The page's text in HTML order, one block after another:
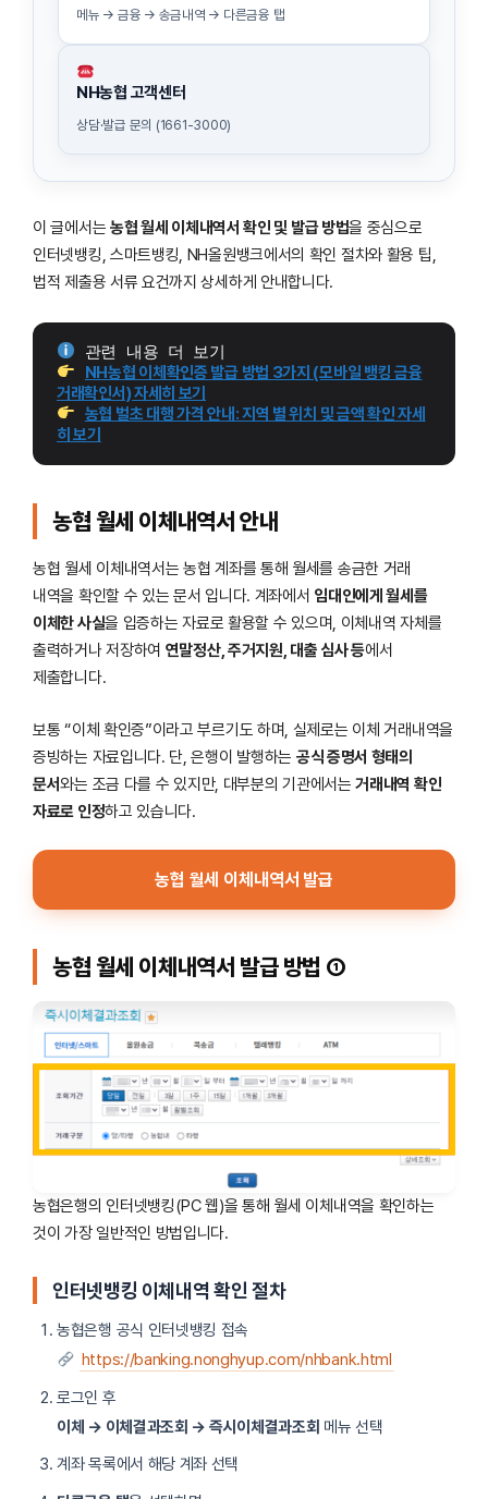
메뉴 → 금융 → 송금내역 → 다른금융 탭
NH농협 고객센터
상담·발급 문의 (1661-3000)
이 글에서는 농협 월세 이체내역서 확인 및 발급 방법을 중심으로
인터넷뱅킹, 스마트뱅킹, NH올원뱅크에서의 확인 절차와 활용 팁,
법적 제출용 서류 요건까지 상세하게 안내합니다.
관련 내용 더 보기
NH농협 이체확인증 발급 방법 3가지 (모바일 뱅킹 금융
거래확인서) 자세히 보기
농협 벌초 대행 가격 안내: 지역 별 위치 및 금액 확인 자세
히 보기
농협 월세 이체내역서 안내
농협 월세 이체내역서는 농협 계좌를 통해 월세를 송금한 거래
내역을 확인할 수 있는 문서 입니다. 계좌에서 임대인에게 월세를
이체한 사실을 입증하는 자료로 활용할 수 있으며, 이체내역 자체를
출력하거나 저장하여 연말정산, 주거지원, 대출 심사 등에서
제출합니다.
보통 “이체 확인증”이라고 부르기도 하며, 실제로는 이체 거래내역을
증빙하는 자료입니다. 단, 은행이 발행하는 공식 증명서 형태의
문서와는 조금 다를 수 있지만, 대부분의 기관에서는거래내역 확인
자료로 인정하고 있습니다.
농협 월세 이체내역서 발급
농협 월세 이체내역서 발급 방법 ①
농협은행의 인터넷뱅킹(PC 웹)을 통해 월세 이체내역을 확인하는
것이 가장 일반적인 방법입니다.
인터넷뱅킹 이체내역 확인 절차
농협은행 공식 인터넷뱅킹 접속
https://banking.nonghyup.com/nhbank.html
로그인 후
이체 → 이체결과조회 → 즉시이체결과조회 메뉴 선택
계좌 목록에서 해당 계좌 선택